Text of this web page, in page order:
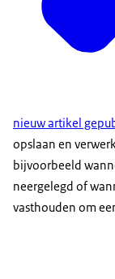
nieuw artikel
opslaan en
bijvoorbeeld
neergelegd of
vasthouden om